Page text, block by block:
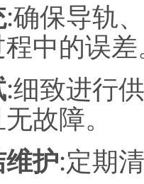
:确保导轨
中的误
:细致进行
故障。
护:定期